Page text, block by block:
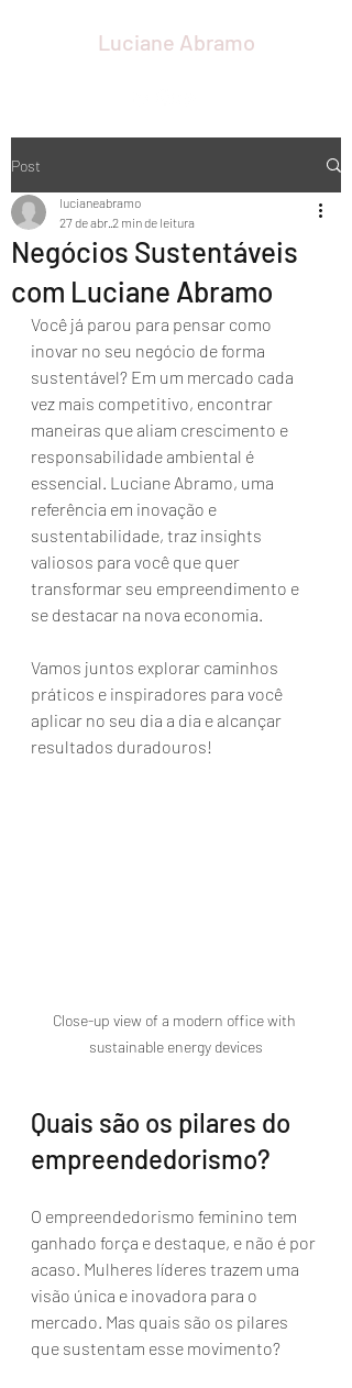
Luciane Abramo
Post
Negócios Sustentáveis
com Luciane Abramo
lucianeabramo
27 de abr. 2 min de leitura
Você já parou para pensar como
inovar no seu negócio de forma
sustentável? Em um mercado cada
vez mais competitivo, encontrar
maneiras que aliam crescimento e
responsabilidade ambiental é
essencial. Luciane Abramo, uma
referência em inovação e
sustentabilidade, traz insights
valiosos para você que quer
transformar seu empreendimento e
se destacar na nova economia.
Vamos juntos explorar caminhos
práticos e inspiradores para você
aplicar no seu dia a dia e alcançar
resultados duradouros!
Close-up view of a modern office with
sustainable energy devices
Quais são os pilares do
empreendedorismo?
O empreendedorismo feminino tem
ganhado força e destaque, e não é por
acaso. Mulheres líderes trazem uma
visão única e inovadora para o
mercado. Mas quais são os pilares
que sustentam esse movimento?